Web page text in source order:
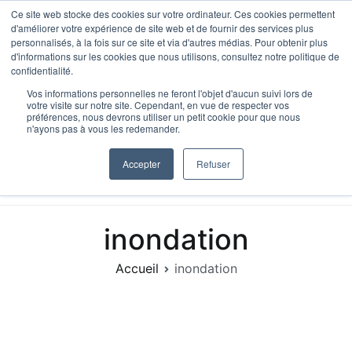
Ce site web stocke des cookies sur votre ordinateur. Ces cookies permettent
d'améliorer votre expérience de site web et de fournir des services plus
personnalisés, à la fois sur ce site et via d'autres médias. Pour obtenir plus
d'informations sur les cookies que nous utilisons, consultez notre politique de
confidentialité.
Vos informations personnelles ne feront l'objet d'aucun suivi lors de
votre visite sur notre site. Cependant, en vue de respecter vos
préférences, nous devrons utiliser un petit cookie pour que nous
n'ayons pas à vous les redemander.
Accepter Refuser
Aller
au
contenu
HypoScore, IA Hypothécaire
Le bon prêteur. En 90 seconde.
inondation
Accueil inondation